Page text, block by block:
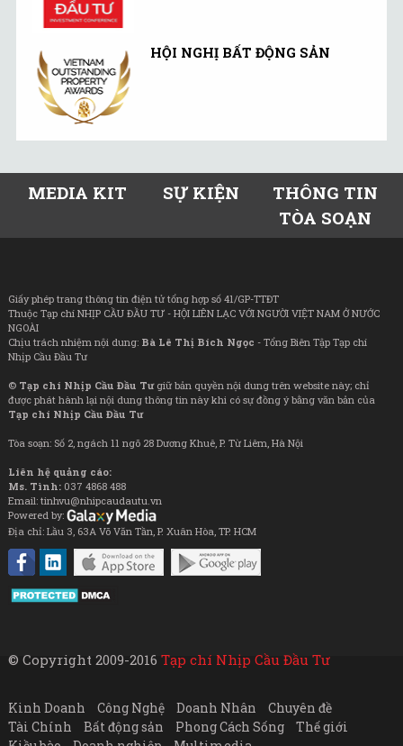
HỘI NGHỊ BẤT ĐỘNG SẢN
MEDIA KIT SỰ KIỆN
THÔNG TIN
TÒA SOẠN
Giấy phép trang thông tin điện tử tổng hợp số 41/GP-TTĐT
Thuộc Tạp chí NHỊP CẦU ĐẦU TƯ - HỘI LIÊN LẠC VỚI NGƯỜI VIỆT NAM Ở NƯỚC
NGOÀI
Chịu trách nhiệm nội dung: Bà Lê Thị Bích Ngọc - Tổng Biên Tập Tạp chí
Nhịp Cầu Đầu Tư
© Tạp chí Nhịp Cầu Đầu Tưgiữ bản quyền nội dung trên website này; chỉ
được phát hành lại nội dung thông tin này khi có sự đồng ý bằng văn bản của
Tạp chí Nhịp Cầu Đầu Tư
Tòa soạn: Số 2, ngách 11 ngõ 28 Dương Khuê, P. Từ Liêm, Hà Nội
Liên hệ quảng cáo:
Ms. Tình: 037 4868 488
Email: tinhvu@nhipcaudautu.vn
Powered by:
Địa chỉ: Lầu 3, 63A Võ Văn Tần, P. Xuân Hòa, TP. HCM
© Copyright 2009-2016 Tạp chí Nhịp Cầu Đầu Tư
Kinh Doanh Công Nghệ Doanh Nhân
Chuyên đề
Tài Chính
Bất động sản Phong Cách Sống
Thế giới